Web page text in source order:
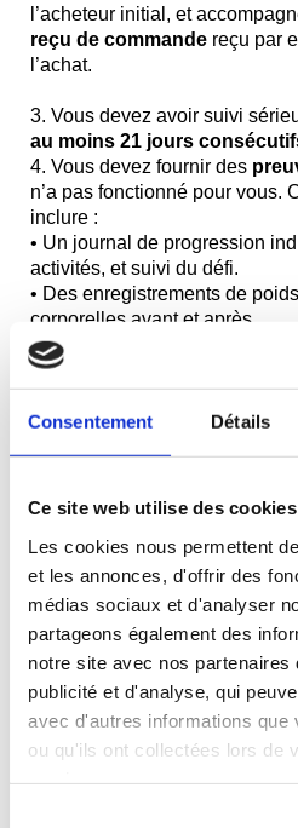
Consentement Détails
Ce site web utilise des
Les cookies nous permettent
et les annonces, d'offrir des
médias sociaux et d'analyser
partageons également des
notre site avec nos
publicité et d'analyse, qui
avec d'autres informations que
ou qu'ils ont collectées lors de
l’acheteur initial, et
reçu de commande reçu par
l’achat.
3. Vous devez avoir suivi
au moins 21 jours
4. Vous devez fournir des
n’a pas fonctionné pour vous.
inclure :
• Un journal de progression
activités, et suivi du défi.
• Des enregistrements de
corporelles avant et après.
• Des photos avant et après
Le meilleur moyen
participation au groupe
votre progression de manière
Happy Smoothie.
Conditions pour les produits
blenders, etc.) :
Le produit doit être
d’origine, non utilisé,
emballage d’origine,
inclus.
Adresse de retour